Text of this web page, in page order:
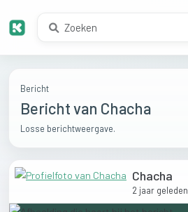
Bericht
Bericht van Chacha
Losse berichtweergave.
Chacha
2 jaar geleden